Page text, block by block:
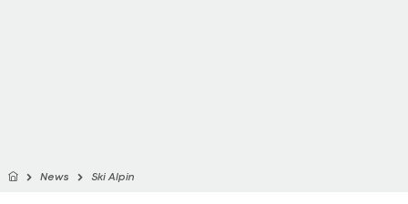
News Ski Alpin